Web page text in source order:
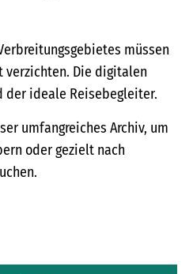
müssen
verzichten. Die digitalen
der ideale Reisebegleiter.
umfangreiches Archiv, um
oder gezielt nach